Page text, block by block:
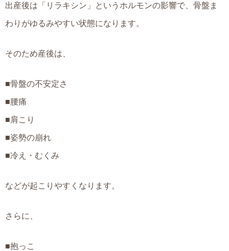
出産後は「リラキシン」というホルモンの影響で、骨盤ま
わりがゆるみやすい状態になります。
そのため産後は、
■骨盤の不安定さ
■腰痛
■肩こり
■姿勢の崩れ
■冷え・むくみ
などが起こりやすくなります。
さらに、
■抱っこ